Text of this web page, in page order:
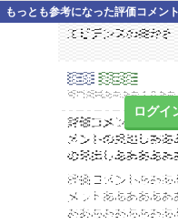
もっとも参考になった評価コメント
ログイ